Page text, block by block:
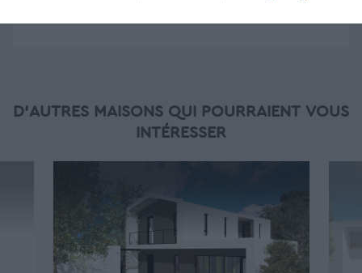
D'AUTRES MAISONS QUI POURRAIENT VOUS
INTÉRESSER